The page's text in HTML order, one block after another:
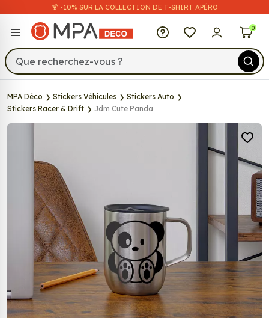
🍹 -10% SUR LA COLLECTION DE T-SHIRT APÉRO
MPA Déco 0
MPA Déco Stickers Véhicules
Stickers Auto
Stickers Racer & Drift
Jdm Cute Panda